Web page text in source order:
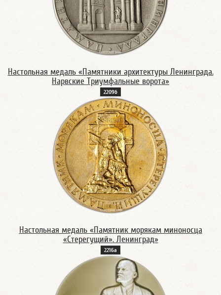
Настольная медаль «Памятники архитектуры Ленинграда.
Нарвские Триумфальные ворота»
2209б
Настольная медаль «Памятник морякам миноносца
«Стерегущий». Ленинград»
2216а